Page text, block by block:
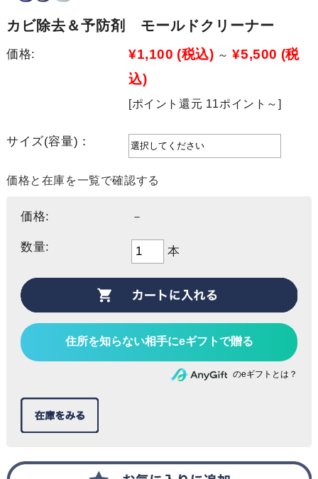
カビ除去＆予防剤 モールドクリーナー
価格: ¥1,100 (税込) ～ ¥5,500 (税
込)
[ポイント還元 11ポイント～]
サイズ(容量)：
価格と在庫を一覧で確認する
価格: －
数量: 本
住所を知らない相手にeギフトで贈る
のeギフトとは？